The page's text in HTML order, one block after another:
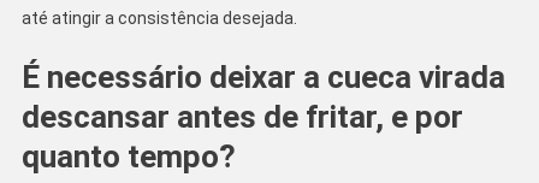
até atingir a consistência desejada.
É necessário deixar a cueca virada
descansar antes de fritar, e por
quanto tempo?